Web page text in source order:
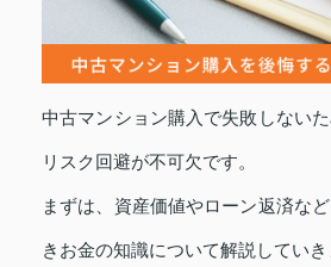
中古マンション購入で失敗しない
リスク回避が不可欠です。
まずは、資産価値やローン返済な
きお金の知識について解説していき